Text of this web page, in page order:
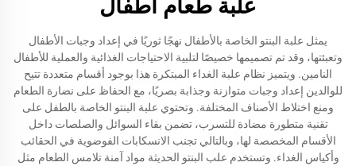
علبة طعام أطفال
يمثل علبة البنتو الخاصة بالأطفال نهجًا ثوريًا في إعداد وجبات الأطفال
وتعبئتها، وقد تم تصميمها خصيصًا لتلبية الاحتياجات الغذائية والعملية للأطفال
النامين. ويتميز نظام علبة الغداء المبتكرة هذا بوجود أقسام متعددة تتيح
للوالدين إعداد وجبات متوازنة وجذابة بصريًا، مع الحفاظ على نضارة الطعام
ومنع اختلاط الأصناف المختلفة. وتحتوي علبة البنتو الخاصة بالطفل على
تقنية متطورة مضادة للتسرب، تضمن بقاء السوائل والصلصات داخل
الأقسام المخصصة لها، وبالتالي تجنب الانسكابات الفوضوية في الحقائب
وأكياس الغداء. وتستخدم علب البنتو الحديثة مواد آمنة تلامس الطعام مثل